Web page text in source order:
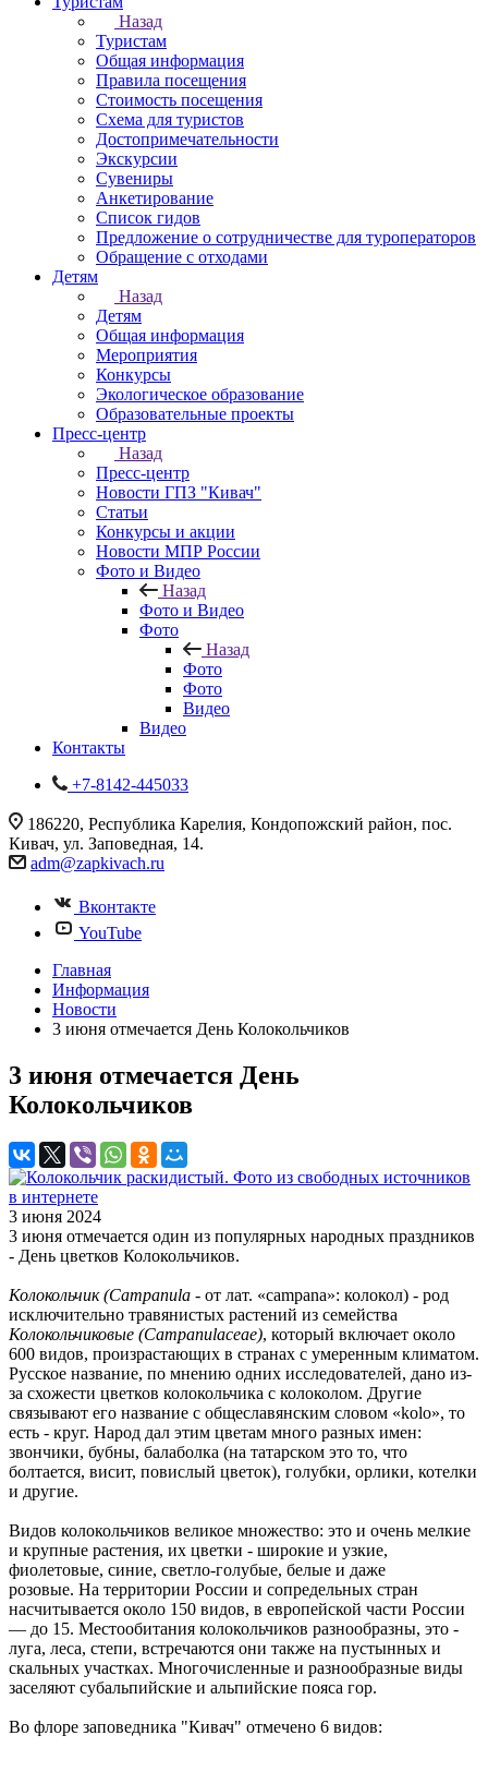
Назад
Туристам
Общая информация
Правила посещения
Стоимость посещения
Схема для туристов
Достопримечательности
Экскурсии
Сувениры
Анкетирование
Список гидов
Предложение о сотрудничестве для туроператоров
Обращение с отходами
Детям
Назад
Детям
Общая информация
Мероприятия
Конкурсы
Экологическое образование
Образовательные проекты
Пресс-центр
Назад
Пресс-центр
Новости ГПЗ "Кивач"
Статьи
Конкурсы и акции
Новости МПР России
Фото и Видео
Назад
Фото и Видео
Фото
Назад
Фото
Фото
Видео
Видео
Контакты
+7-8142-445033
186220, Республика Карелия, Кондопожский район, пос.
Кивач, ул. Заповедная, 14.
adm@zapkivach.ru
Вконтакте
YouTube
Главная
Информация
Новости
3 июня отмечается День Колокольчиков
3 июня отмечается День
Колокольчиков
3 июня 2024
3 июня отмечается один из популярных народных праздников
- День цветков Колокольчиков.
Колокольчик (Campanula - от лат. «campana»: колокол) - род
исключительно травянистых растений из семейства
Колокольчиковые (Campanulaceae), который включает около
600 видов, произрастающих в странах с умеренным климатом.
Русское название, по мнению одних исследователей, дано из-
за схожести цветков колокольчика с колоколом. Другие
связывают его название с общеславянским словом «kolo», то
есть - круг. Народ дал этим цветам много разных имен:
звончики, бубны, балаболка (на татарском это то, что
болтается, висит, повислый цветок), голубки, орлики, котелки
и другие.
Видов колокольчиков великое множество: это и очень мелкие
и крупные растения, их цветки - широкие и узкие,
фиолетовые, синие, светло-голубые, белые и даже
розовые. На территории России и сопредельных стран
насчитывается около 150 видов, в европейской части России
— до 15. Местообитания колокольчиков разнообразны, это -
луга, леса, степи, встречаются они также на пустынных и
скальных участках. Многочисленные и разнообразные виды
заселяют субальпийские и альпийские пояса гор.
Во флоре заповедника "Кивач" отмечено 6 видов: